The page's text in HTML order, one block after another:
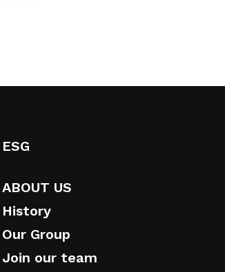
ESG
ABOUT US
History
Our Group
Join our team